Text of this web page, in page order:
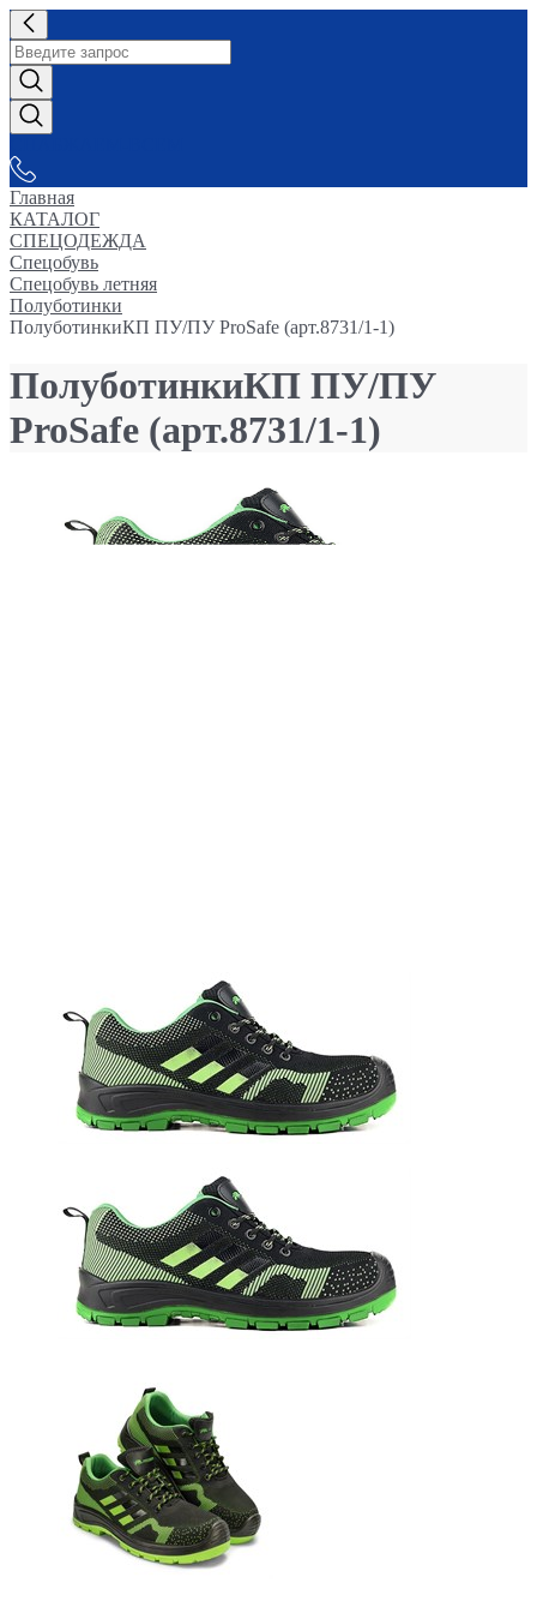
Главная
КАТАЛОГ
СПЕЦОДЕЖДА
Спецобувь
Спецобувь летняя
Полуботинки
ПолуботинкиКП ПУ/ПУ ProSafe (арт.8731/1-1)
ПолуботинкиКП ПУ/ПУ
ProSafe (арт.8731/1-1)